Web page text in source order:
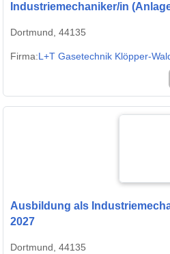
Industriemechaniker/in
Dortmund, 44135
Firma:L+T Gasetechnik Klöpper-
Ausbildung als
2027
Dortmund, 44135